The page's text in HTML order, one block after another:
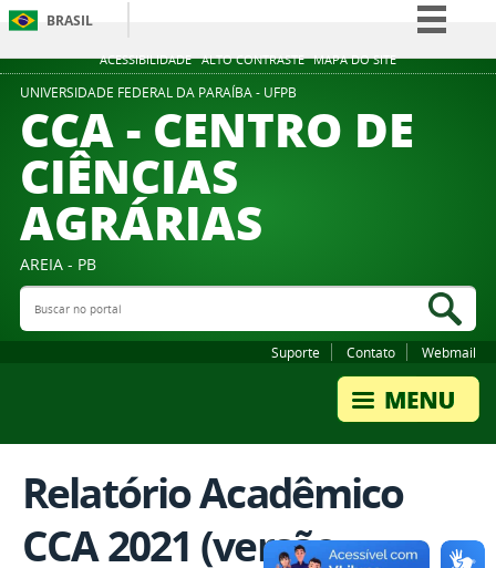
ACESSIBILIDADE ALTO CONTRASTE MAPA DO SITE
BRASIL
Simplifique!
Participe
UNIVERSIDADE FEDERAL DA PARAÍBA - UFPB
CCA - CENTRO DE
CIÊNCIAS
AGRÁRIAS
AREIA - PB
Buscar no portal
Suporte Contato Webmail
Relatório Acadêmico
CCA 2021 (versão